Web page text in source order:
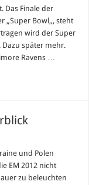
Das Finale der
„Super Bowl„, steht
wird der Super
Dazu später mehr.
Ravens …
und Polen
EM 2012 nicht
zu beleuchten